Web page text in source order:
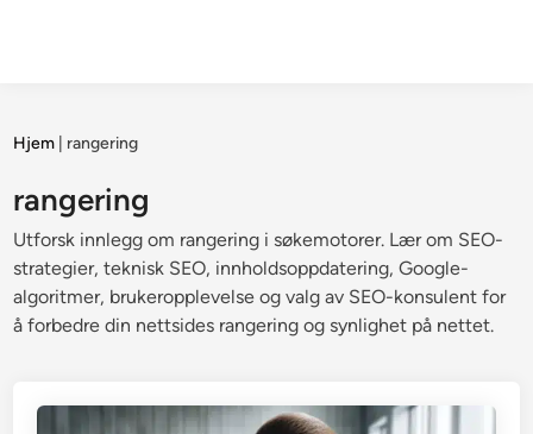
Hjem rangering
rangering
Utforsk innlegg om rangering i søkemotorer. Lær om SEO-
strategier, teknisk SEO, innholdsoppdatering, Google-
algoritmer, brukeropplevelse og valg av SEO-konsulent for
å forbedre din nettsides rangering og synlighet på nettet.